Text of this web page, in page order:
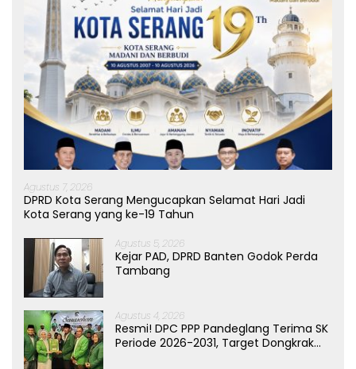
Agustus 7, 2026
DPRD Kota Serang Mengucapkan Selamat Hari Jadi
Kota Serang yang ke-19 Tahun
Agustus 5, 2026
Kejar PAD, DPRD Banten Godok Perda
Tambang
Agustus 4, 2026
Resmi! DPC PPP Pandeglang Terima SK
Periode 2026-2031, Target Dongkrak